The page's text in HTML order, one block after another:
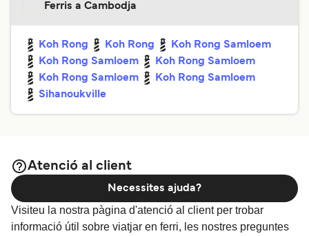
Ferris a Cambodja
Koh Rong Koh Rong
Koh Rong Samloem
Koh Rong Samloem
Koh Rong Samloem
Koh Rong Samloem
Koh Rong Samloem
Sihanoukville
Atenció al client
Visiteu la nostra pàgina d'atenció al client per trobar
informació útil sobre viatjar en ferri, les nostres preguntes
Necessites ajuda?